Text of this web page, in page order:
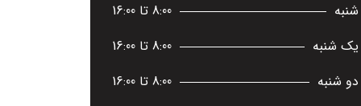
شنبه
8:00 تا 16:00
یک شنبه
8:00 تا 16:00
دو شنبه
8:00 تا 16:00